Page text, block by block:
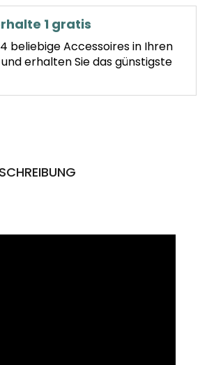
1 gratis
4 beliebige Accessoires in Ihren
erhalten Sie das günstigste